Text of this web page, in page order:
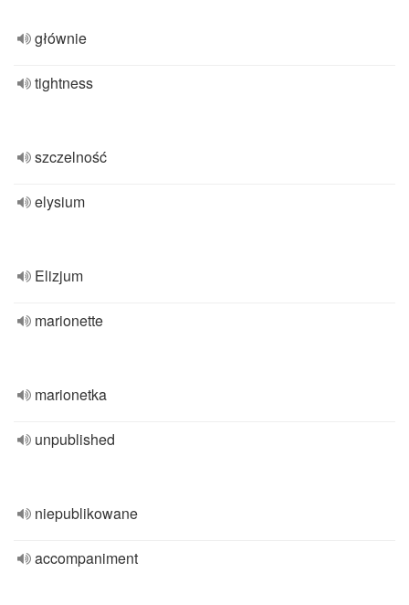
głównie
tightness
szczelność
elysium
Elizjum
marionette
marionetka
unpublished
niepublikowane
accompaniment